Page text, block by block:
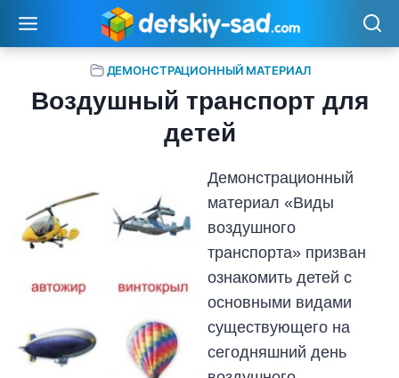
содержимому ДЕМОНСТРАЦИОННЫЙ МАТЕРИАЛ
Воздушный транспорт для
детей
Демонстрационный
материал «Виды
воздушного
транспорта» призван
ознакомить детей с
основными видами
существующего на
сегодняшний день